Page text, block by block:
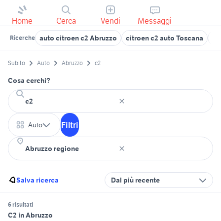
Home Cerca Vendi Messaggi
Ricerche auto citroen c2 Abruzzo citroen c2 auto Toscana
Subito Auto Abruzzo c2
Cosa cerchi?
Auto Filtri
Salva ricerca Dal più recente
6 risultati
C2 in Abruzzo